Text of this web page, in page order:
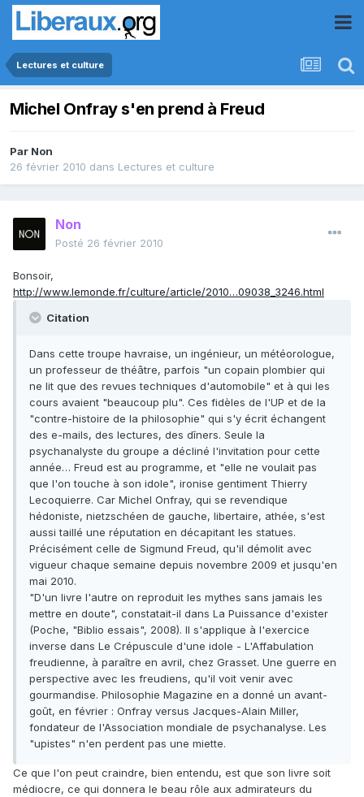
Lectures et culture
Michel Onfray s'en prend à Freud
Par Non
26 février 2010 dans Lectures et culture
Non
Posté 26 février 2010
Bonsoir,
http://www.lemonde.fr/culture/article/2010…09038_3246.html
Citation
Dans cette troupe havraise, un ingénieur, un météorologue,
un professeur de théâtre, parfois "un copain plombier qui
ne lit que des revues techniques d'automobile" et à qui les
cours avaient "beaucoup plu". Ces fidèles de l'UP et de la
"contre-histoire de la philosophie" qui s'y écrit échangent
des e-mails, des lectures, des dîners. Seule la
psychanalyste du groupe a décliné l'invitation pour cette
année… Freud est au programme, et "elle ne voulait pas
que l'on touche à son idole", ironise gentiment Thierry
Lecoquierre. Car Michel Onfray, qui se revendique
hédoniste, nietzschéen de gauche, libertaire, athée, s'est
aussi taillé une réputation en décapitant les statues.
Précisément celle de Sigmund Freud, qu'il démolit avec
vigueur chaque semaine depuis novembre 2009 et jusqu'en
mai 2010.
"D'un livre l'autre on reproduit les mythes sans jamais les
mettre en doute", constatait-il dans La Puissance d'exister
(Poche, "Biblio essais", 2008). Il s'applique à l'exercice
inverse dans Le Crépuscule d'une idole - L'Affabulation
freudienne, à paraître en avril, chez Grasset. Une guerre en
perspective avec les freudiens, qu'il voit venir avec
gourmandise. Philosophie Magazine en a donné un avant-
goût, en février : Onfray versus Jacques-Alain Miller,
fondateur de l'Association mondiale de psychanalyse. Les
"upistes" n'en perdent pas une miette.
Ce que l'on peut craindre, bien entendu, est que son livre soit
médiocre, ce qui donnera le beau rôle aux admirateurs du